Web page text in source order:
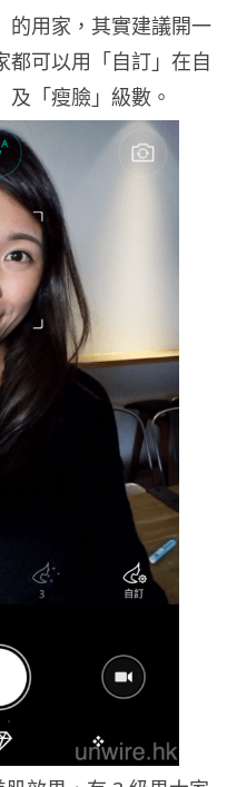
的用家，其實建議開一
都可以用「自訂」在自
「瘦臉」級數。